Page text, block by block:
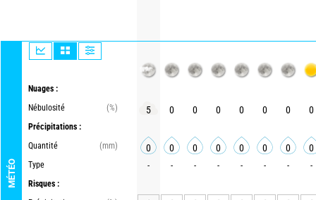
MÉTÉO
Nuages :
Nébulosité
(%)
Précipitations :
Quantité
(mm)
Type
Risques :
5 0 0 0 0 0 0 0
0 0 0 0 0 0 0 0
- - - - - - - -